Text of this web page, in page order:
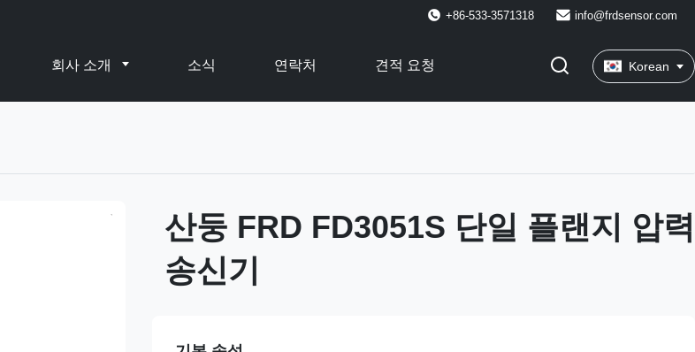
+86-533-3571318 info@frdsensor.com
회사 소개 소식 연락처 견적 요청 Korean
산둥 FRD FD3051S 단일 플랜지 압력
송신기